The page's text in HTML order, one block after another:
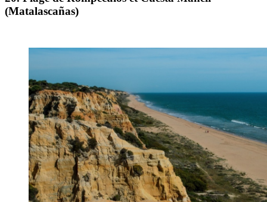
(Matalascañas)